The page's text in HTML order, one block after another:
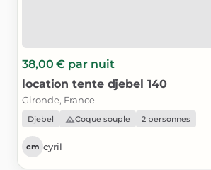
38,00 € par nuit
location tente djebel 140
Gironde, France
Djebel Coque souple 2 personnes
cm cyril